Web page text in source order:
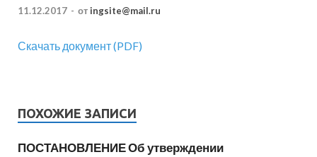
11.12.2017 - от ingsite@mail.ru
Скачать документ (PDF)
ПОХОЖИЕ ЗАПИСИ
ПОСТАНОВЛЕНИЕ Об утверждении